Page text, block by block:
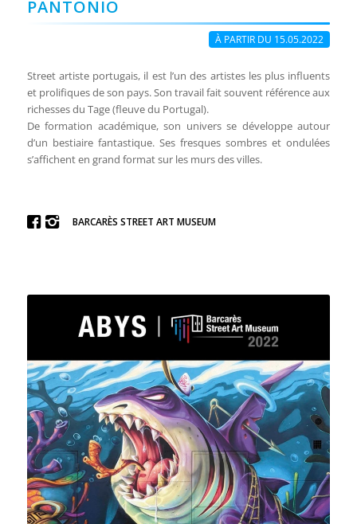
PANTONIO
À PARTIR DU 15.05.2022
Street artiste portugais, il est l’un des artistes les plus influents
et prolifiques de son pays. Son travail fait souvent référence aux
richesses du Tage (fleuve du Portugal).
De formation académique, son univers se développe autour
d’un bestiaire fantastique. Ses fresques sombres et ondulées
s’affichent en grand format sur les murs des villes.
BARCARÈS STREET ART MUSEUM